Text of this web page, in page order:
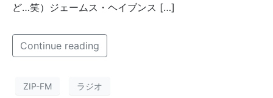
ど…笑）ジェームス・ヘイブンス […]
Continue reading
ZIP-FM ラジオ